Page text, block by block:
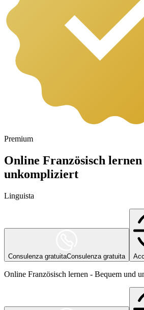
Premium
Online Französisch
unkompliziert
Linguista
Consulenza gratuitaConsulenza gratuita
Online Französisch lernen - Bequem und